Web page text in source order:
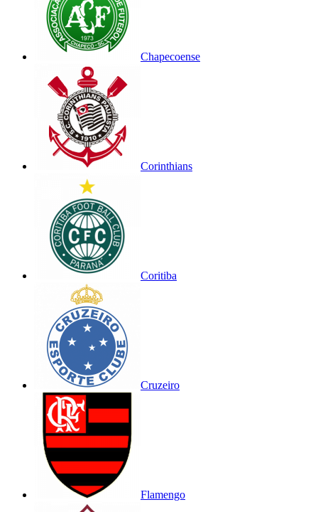
Chapecoense
Corinthians
Coritiba
Cruzeiro
Flamengo